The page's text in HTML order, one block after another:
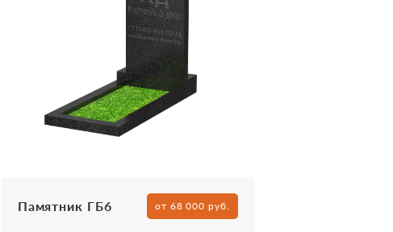
Памятник ГБ6 от 68 000 руб.